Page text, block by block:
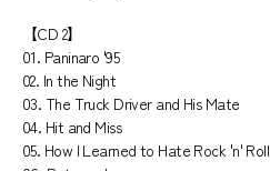
【CD 2】
01. Paninaro '95
02. In the Night
03. The Truck Driver and His Mate
04. Hit and Miss
05. How I Learned to Hate Rock 'n' Roll